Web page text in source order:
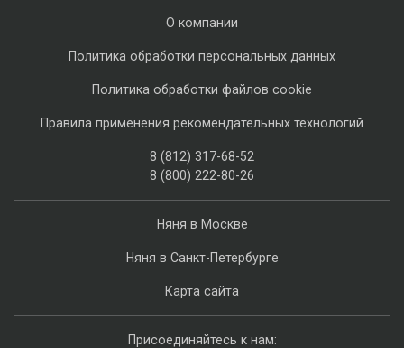
Няня в Москве
Няня в Санкт-Петербурге
Карта сайта
О компании
Политика обработки персональных данных
Политика обработки файлов cookie
Правила применения рекомендательных технологий
8 (812) 317-68-52
8 (800) 222-80-26
Присоединяйтесь к нам: